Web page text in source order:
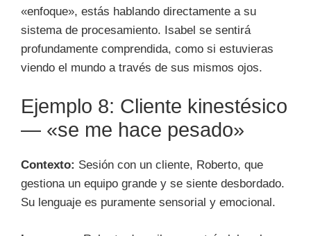
«enfoque», estás hablando directamente a su
sistema de procesamiento. Isabel se sentirá
profundamente comprendida, como si estuvieras
viendo el mundo a través de sus mismos ojos.
Ejemplo 8: Cliente kinestésico
— «se me hace pesado»
Contexto: Sesión con un cliente, Roberto, que
gestiona un equipo grande y se siente desbordado.
Su lenguaje es puramente sensorial y emocional.